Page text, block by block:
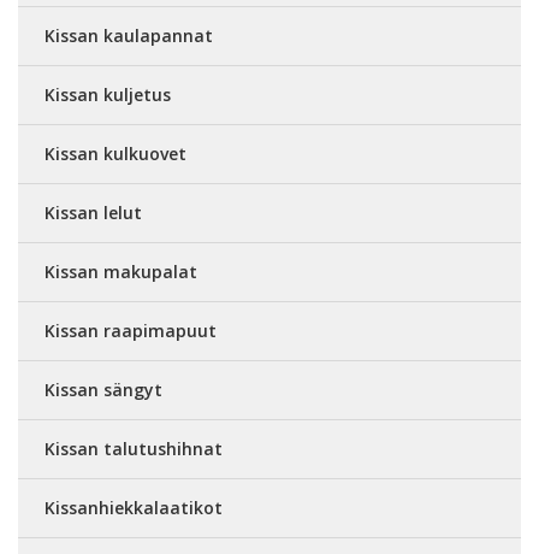
Kissan kaulapannat
Kissan kuljetus
Kissan kulkuovet
Kissan lelut
Kissan makupalat
Kissan raapimapuut
Kissan sängyt
Kissan talutushihnat
Kissanhiekkalaatikot